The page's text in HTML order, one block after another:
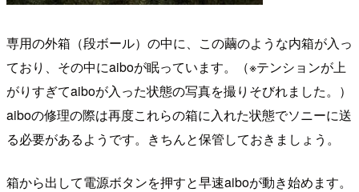
専用の外箱（段ボール）の中に、この繭のような内箱が入っ
ており、その中にaiboが眠っています。（※テンションが上
がりすぎてaiboが入った状態の写真を撮りそびれました。）
aiboの修理の際は再度これらの箱に入れた状態でソニーに送
る必要があるようです。きちんと保管しておきましょう。
箱から出して電源ボタンを押すと早速aiboが動き始めます。